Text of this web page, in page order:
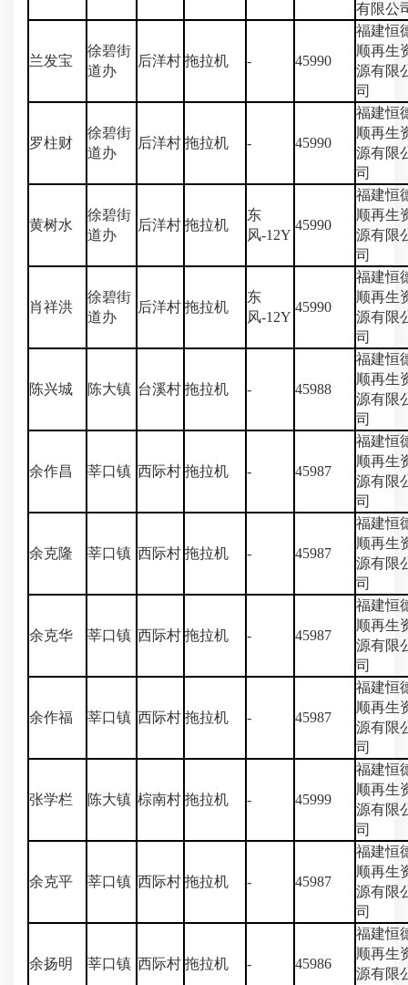
有限公
兰发宝
徐碧街
道办
后洋村 拖拉机 - 45990
福建恒
顺再生
源有限
司
罗柱财
徐碧街
道办
后洋村 拖拉机 - 45990
福建恒
顺再生
源有限
司
黄树水
徐碧街
道办
后洋村 拖拉机
东
风-12Y
45990
福建恒
顺再生
源有限
司
肖祥洪
徐碧街
道办
后洋村 拖拉机
东
风-12Y
45990
福建恒
顺再生
源有限
司
陈兴城 陈大镇 台溪村 拖拉机 - 45988
福建恒
顺再生
源有限
司
余作昌 莘口镇 西际村 拖拉机 - 45987
福建恒
顺再生
源有限
司
余克隆 莘口镇 西际村 拖拉机 - 45987
福建恒
顺再生
源有限
司
余克华 莘口镇 西际村 拖拉机 - 45987
福建恒
顺再生
源有限
司
余作福 莘口镇 西际村 拖拉机 - 45987
福建恒
顺再生
源有限
司
张学栏 陈大镇 棕南村 拖拉机 - 45999
福建恒
顺再生
源有限
司
余克平 莘口镇 西际村 拖拉机 - 45987
福建恒
顺再生
源有限
司
余扬明 莘口镇 西际村 拖拉机 - 45986
福建恒
顺再生
源有限